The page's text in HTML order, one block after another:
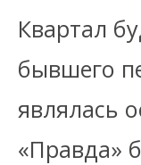
Квартал
бывшего
являлась
«Правда»